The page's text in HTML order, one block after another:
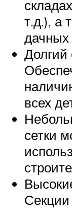
т.д.), а
дачных
Долгий
всех
сетки
Секции